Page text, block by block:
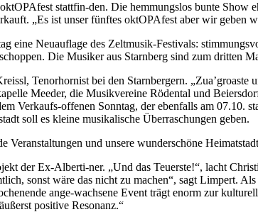
stattfin-den. Die hemmungslos bunte
„Es ist unser fünftes oktOPAfest aber wir
eine Neuauflage des Zeltmusik-Festivals:
Die Musiker aus Starnberg sind zum dritten
Tenorhornist bei den Starnbergern.
Meeder, die Musikvereine Rödental und
Verkaufs-offenen Sonntag, der ebenfalls am
soll es kleine musikalische Überraschungen geben.
Veranstaltungen und unsere wunderschöne
der Ex-Alberti-ner. „Und das Teuerste!“, lacht
sonst wäre das nicht zu machen“, sagt Limpert.
ange-wachsene Event trägt enorm zur
positive Resonanz.“